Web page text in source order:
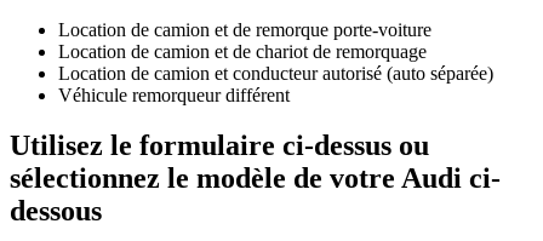
Location de camion et de remorque porte-voiture
Location de camion et de chariot de remorquage
Location de camion et conducteur autorisé (auto séparée)
Véhicule remorqueur différent
Utilisez le formulaire ci-dessus ou
sélectionnez le modèle de votre Audi ci-
dessous